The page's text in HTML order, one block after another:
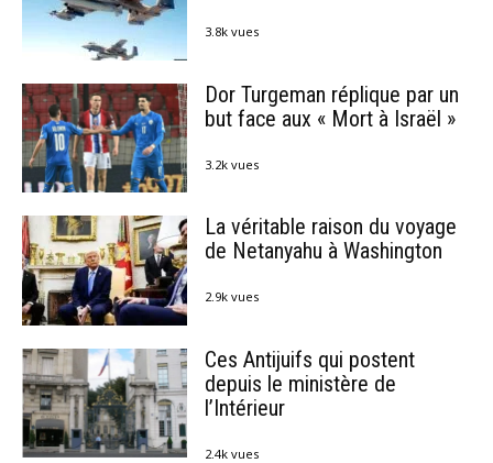
3.8k vues
Dor Turgeman réplique par un
but face aux « Mort à Israël »
3.2k vues
La véritable raison du voyage
de Netanyahu à Washington
2.9k vues
Ces Antijuifs qui postent
depuis le ministère de
l’Intérieur
2.4k vues